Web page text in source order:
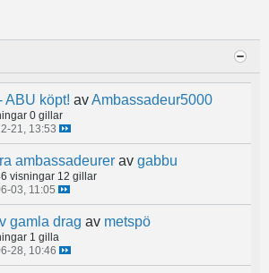
ABU köpt! avAmbassadeur5000
0 gillar
21, 13:53
ambassadeurer av gabbu
visningar 12 gillar
03, 11:05
gamla drag av metspö
1 gilla
28, 10:46